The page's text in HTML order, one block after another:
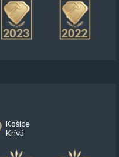
Košice
Krivá